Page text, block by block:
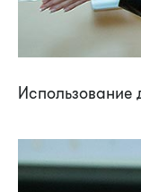
Использование